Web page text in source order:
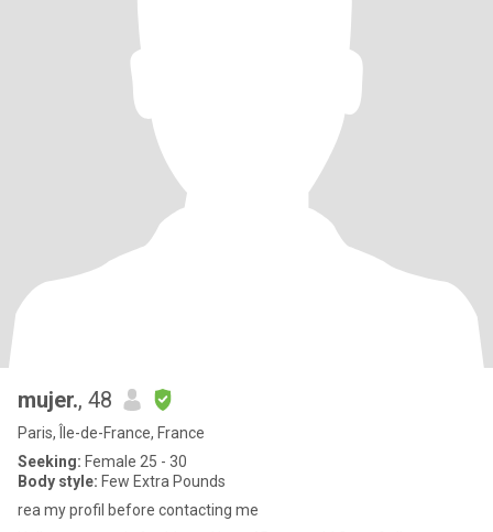
mujer., 48
Paris, Île-de-France, France
Seeking: Female 25 - 30
Body style: Few Extra Pounds
rea my profil before contacting me